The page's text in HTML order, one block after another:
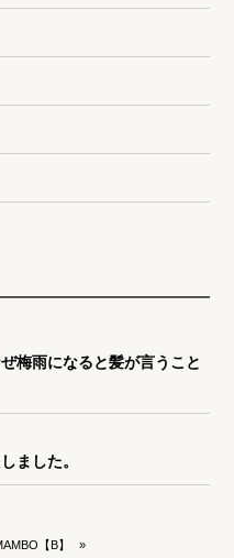
梅雨になると髪が言うこと
ました。
【B】 »